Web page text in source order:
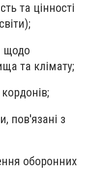
та цінності
щодо
та клімату;
пов'язані з
оборонних